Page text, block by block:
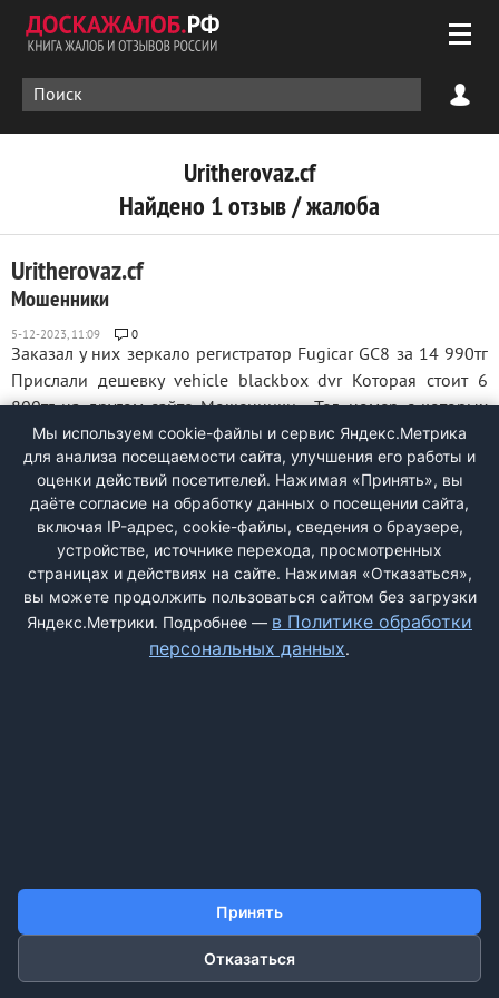
Uritherovaz.cf
Найдено 1 отзыв / жалоба
Uritherovaz.cf
Мошенники
0
Заказал у них зеркало регистратор Fugicar GC8 за 14 990тг
Прислали дешевку vehicle blackbox dvr Которая стоит 6
800тг на другом сайте Мошенники... Тел. номер с которых
они звонят для уточнения заказов, при обратном наборе
отвечают, что данный номер не существует... ...
ДОБАВИТЬ ЖАЛОБУ
КОНТАКТЫ
Мы используем cookie-файлы и сервис Яндекс.Метрика
для анализа посещаемости сайта, улучшения его работы и
оценки действий посетителей. Нажимая «Принять», вы
даёте согласие на обработку данных о посещении сайта,
включая IP-адрес, cookie-файлы, сведения о браузере,
устройстве, источнике перехода, просмотренных
страницах и действиях на сайте. Нажимая «Отказаться»,
вы можете продолжить пользоваться сайтом без загрузки
Яндекс.Метрики. Подробнее — в Политике обработки
персональных данных.
Принять
Отказаться